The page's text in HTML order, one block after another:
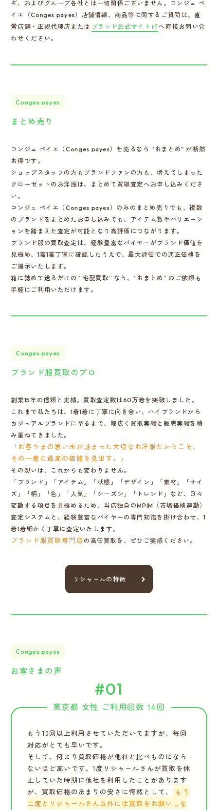
ギ、およびグループ各社とは一切関係ございません。コンジェ ペ
イエ（Conges payes）店舗情報、商品等に関するご質問は、直
営店舗・正規代理店または ブランド公式サイト
へ直接お問い合
わせください。
Conges payes
まとめ売り
コンジェ ペイエ（Conges payes）を売るなら “おまとめ" が断然
お得です。
ショップスタッフの方もブランドファンの方も、増えてしまった
クローゼットのお洋服は、まとめて買取査定へお申し込みくださ
い。
コンジェ ペイエ（Conges payes）のみのまとめ売りでも、複数
のブランドをまとめたお申し込みでも、アイテム数やバリエーシ
ョンを踏まえた査定が可能となり高評価につながります。
ブランド服の買取査定は、経験豊富なバイヤーがブランド価値を
見極め、1着1着丁寧に確認したうえで、最大評価での適正価格を
ご提示いたします。
箱に詰めて送るだけの “宅配買取” なら、“おまとめ” のご依頼も
手軽にご利用いただけます。
Conges payes
ブランド服買取のプロ
創業15年の信頼と実績。買取査定数は60万着を突破しました。
これまで私たちは、1着1着に丁寧に向き合い、ハイブランドから
カジュアルブランドに至るまで、幅広く買取実績と販売実績を積
み重ねてきました。
「お客さまの思い出が詰まった大切なお洋服だからこそ、
その一着に最高の価値を見出す。」
その想いは、これからも変わりません。
「ブランド」「アイテム」「状態」「デザイン」「素材」「サイ
ズ」「柄」「色」「人気」「シーズン」「トレンド」など、日々
変動する項目を見極めるため、当店独自のMPIM（市場価格連動）
査定システムと、経験豊富なバイヤーの専門知識を掛け合わせ、1
着1着細かく丁寧に査定いたします。
ブランド服買取専門店の高価買取を、ぜひご実感ください。
リシャールの特徴
Conges payes
お客さまの声
#01
東京都 女性 ご利用回数 14回
もう10回以上利用させていただいてますが、毎回
対応がとても早いです。
そして、何より買取価格が他社と比べものになら
ないほど高いです。1度リシャールさんが買取を休
止していた時期に他社を利用したことがあります
が、買取価格のあまりの安さに愕然として、
もう
二度とリシャールさん以外には買取をお願いしな